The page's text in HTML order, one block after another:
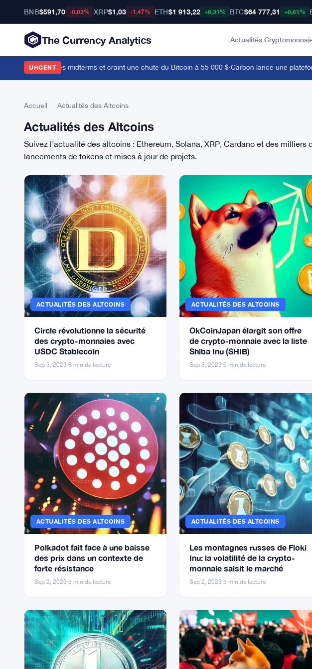
BNB$591,70 -0,03% XRP$1,03 -1,47% ETH$1 913,22 +0,31% BTC$64 777,31 +0,61%
The Currency Analytics Actualités
URGENT
Act avant les midterms et craint une chute du Bitcoin à 55 000 $·Carbon lance une
Accueil Actualités des Altcoins
Actualités des Altcoins
Suivez l’actualité des altcoins : Ethereum, Solana, XRP, Cardano et des milliers
lancements de tokens et mises à jour de projets.
ACTUALITÉS DES ALTCOINS
Circle révolutionne la sécurité
des crypto-monnaies avec
USDC Stablecoin
Sep 3, 2023 6 min de lecture
ACTUALITÉS DES ALTCOINS
OkCoinJapan élargit son offre
de crypto-monnaie avec la liste
Shiba Inu (SHIB)
Sep 3, 2023 6 min de lecture
ACTUALITÉS DES ALTCOINS
Polkadot fait face à une baisse
des prix dans un contexte de
forte résistance
Sep 2, 2023 5 min de lecture
ACTUALITÉS DES ALTCOINS
Les montagnes russes de Floki
Inu: la volatilité de la crypto-
monnaie saisit le marché
Sep 2, 2023 5 min de lecture